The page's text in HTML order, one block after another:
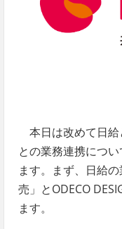
本日は改めて日給
との業務連携につ
ます。まず、日給
売」とODECO
ます。